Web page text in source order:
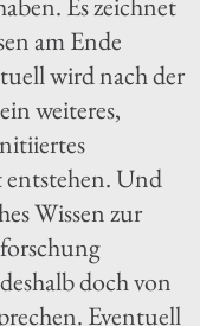
am Ende
wird nach der
weiteres,
Und
Wissen zur
doch von
Eventuell